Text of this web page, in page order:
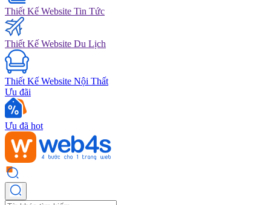
Thiết Kế Website Tin Tức
Thiết Kế Website Du Lịch
Thiết Kế Website Nội Thất
Ưu đãi
Ưu đã hot